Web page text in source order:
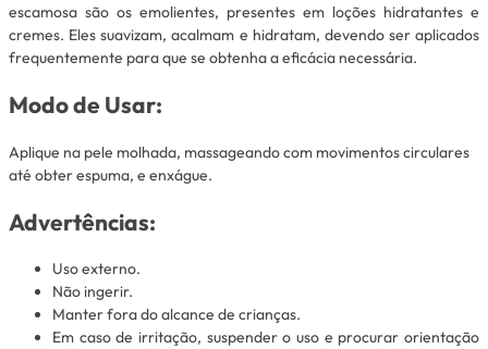
escamosa são os emolientes, presentes em loções hidratantes e
cremes. Eles suavizam, acalmam e hidratam, devendo ser aplicados
frequentemente para que se obtenha a eficácia necessária.
Modo de Usar:
Aplique na pele molhada, massageando com movimentos circulares
até obter espuma, e enxágue.
Advertências:
Uso externo.
Não ingerir.
Manter fora do alcance de crianças.
Em caso de irritação, suspender o uso e procurar orientação